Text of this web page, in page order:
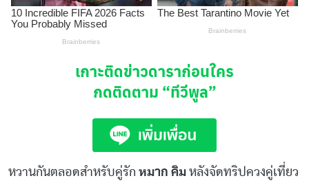
เกาะติดข่าวดาราก่อนใคร
กดติดตาม “ทีวีพูล”
หวานกันตลอดสำหรับคู่รัก หมาก คิม หลังจัดทริปควงคู่เที่ยว